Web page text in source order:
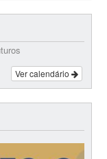
Ver calendário